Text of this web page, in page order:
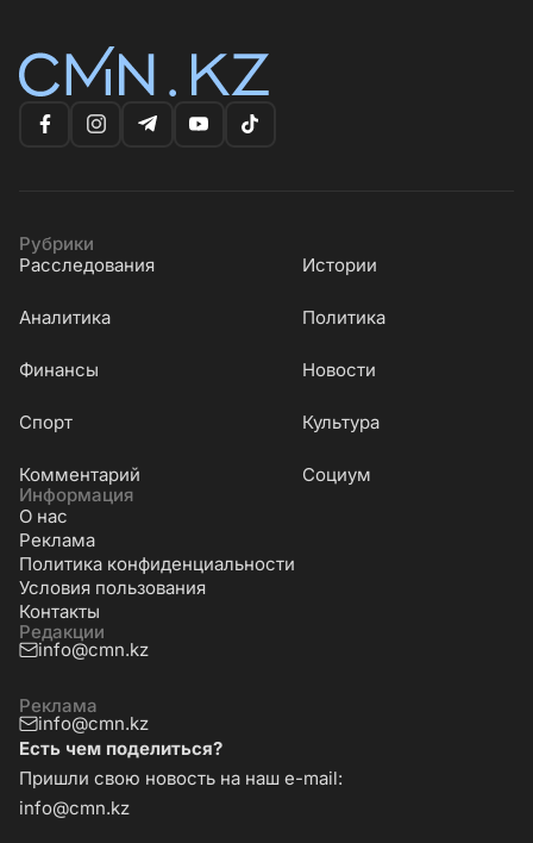
Рубрики
Расследования
Истории
Аналитика Политика
Финансы Новости
Cпорт Культура
Комментарий
Социум
Информация
О нас
Реклама
Политика конфиденциальности
Условия пользования
Контакты
Редакции
info@cmn.kz
Реклама
info@cmn.kz
Есть чем поделиться?
Пришли свою новость на наш e-mail:
info@cmn.kz